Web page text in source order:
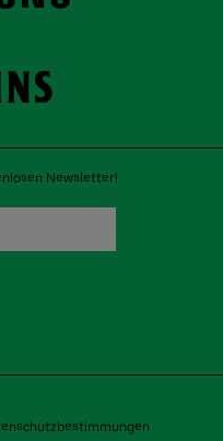
Newsletter!